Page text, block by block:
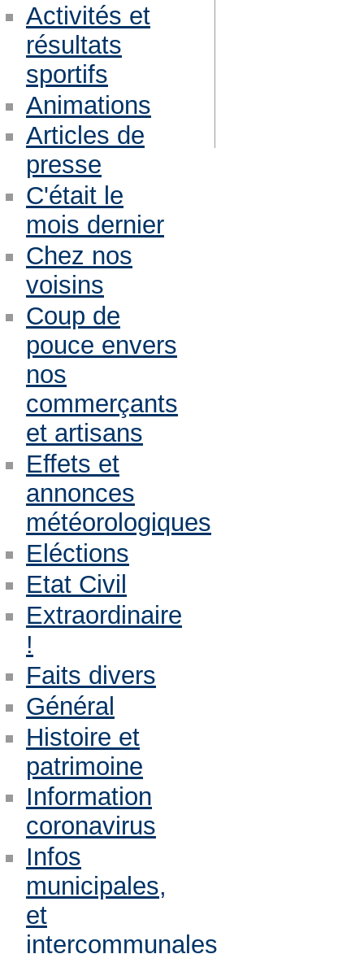
Activités et
résultats
sportifs
Animations
Articles de
presse
C'était le
mois dernier
Chez nos
voisins
Coup de
pouce envers
nos
commerçants
et artisans
Effets et
annonces
météorologiques
Eléctions
Etat Civil
Extraordinaire
!
Faits divers
Général
Histoire et
patrimoine
Information
coronavirus
Infos
municipales,
et
intercommunales